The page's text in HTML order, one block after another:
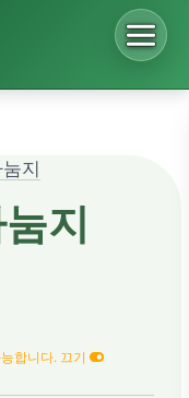
지
지
합니다. 끄기
5
5